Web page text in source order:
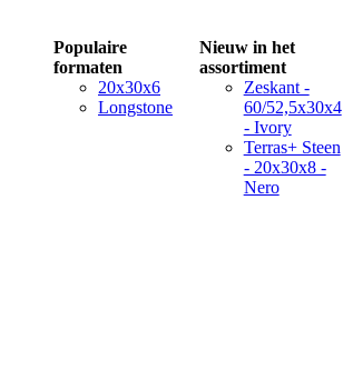
Populaire
formaten
20x30x6
Longstone
Nieuw in het
assortiment
Zeskant -
60/52,5x30x4
- Ivory
Terras+ Steen
- 20x30x8 -
Nero